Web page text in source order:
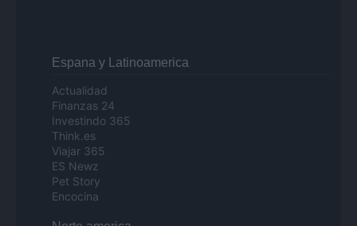
Espana y Latinoamerica
Actualidad
Finanzas 24
Investindo 365
Think.es
Viajar 365
ES Newz
Pet Story
Encocina